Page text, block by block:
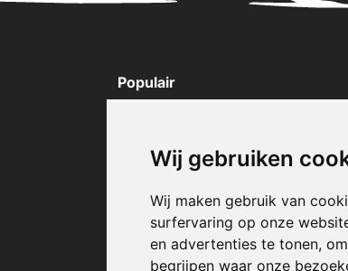
Wij gebruiken
Wij maken gebruik van
surfervaring op onze
en advertenties te tonen,
begrijpen waar onze
Populair
New Balance sneakers
Puma sneakers
Converse sneakers